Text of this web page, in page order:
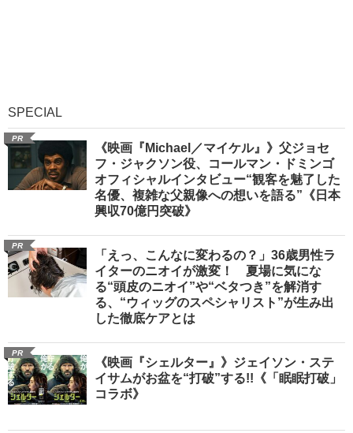
SPECIAL
PR
《映画『Michael／マイケル』》父ジョセ
フ・ジャクソン役、コールマン・ドミンゴ
オフィシャルインタビュー“観客を魅了した
名優、複雑な父親像への想いを語る”《日本
興収70億円突破》
PR
「えっ、こんなに変わるの？」36歳男性ラ
イターのニオイが激変！ 夏場に気にな
る“頭皮のニオイ”や“ベタつき”を解消す
る、“ウィッグのスペシャリスト”が生み出
した徹底ケアとは
PR
《映画『シェルター』》ジェイソン・ステ
イサムがお盆を“打破”する!!《「眠眠打破」
コラボ》